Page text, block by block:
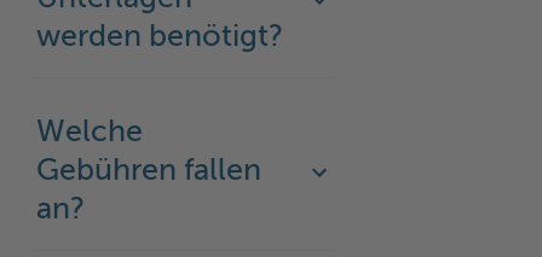
werden benötigt?
Welche
Gebühren fallen
an?